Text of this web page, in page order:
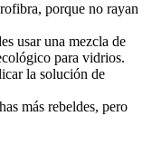
porque no rayan
usar una mezcla de
para vidrios.
la solución de
más rebeldes, pero